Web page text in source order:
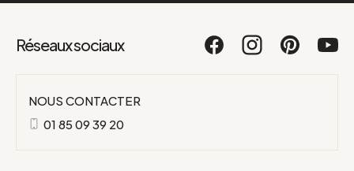
Réseaux sociaux
NOUS CONTACTER
01 85 09 39 20